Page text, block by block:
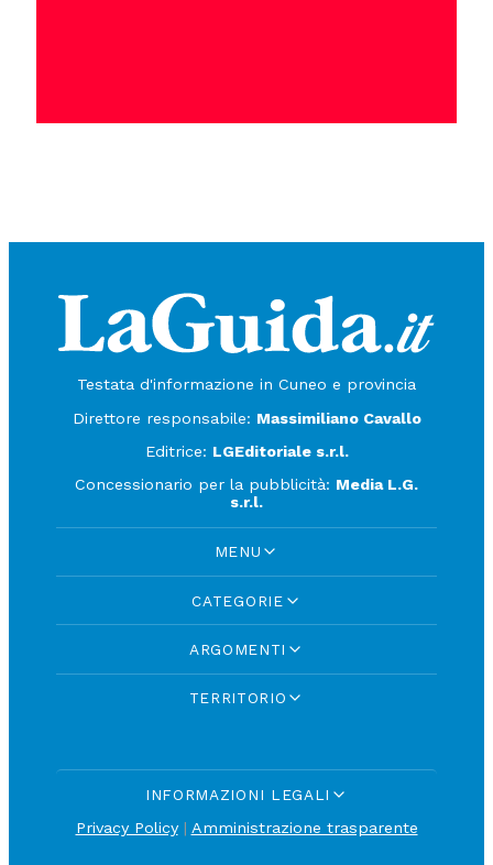
Testata d'informazione in Cuneo e provincia
Direttore responsabile: Massimiliano Cavallo
Editrice: LGEditoriale s.r.l.
Concessionario per la pubblicità: Media L.G.
s.r.l.
MENU
CATEGORIE
ARGOMENTI
TERRITORIO
INFORMAZIONI LEGALI
Privacy Policy| Amministrazione trasparente